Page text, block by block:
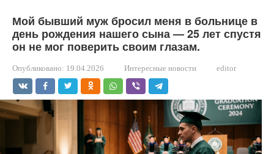
Мой бывший муж бросил меня в больнице в
день рождения нашего сына — 25 лет спустя
он не мог поверить своим глазам.
Опубликовано: 19.04.2026 Интересные новости editor